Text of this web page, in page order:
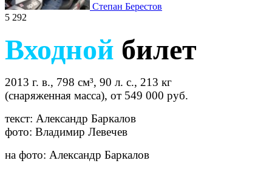
Степан Берестов
5 292
Входной билет
2013 г. в., 798 см³, 90 л. с., 213 кг
(снаряженная масса), от 549 000 руб.
текст: Александр Баркалов
фото: Владимир Левечев
на фото: Александр Баркалов